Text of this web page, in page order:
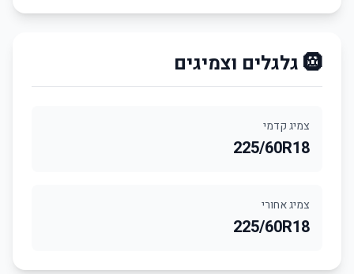
🛞 גלגלים וצמיגים
צמיג קדמי
225/60R18
צמיג אחורי
225/60R18